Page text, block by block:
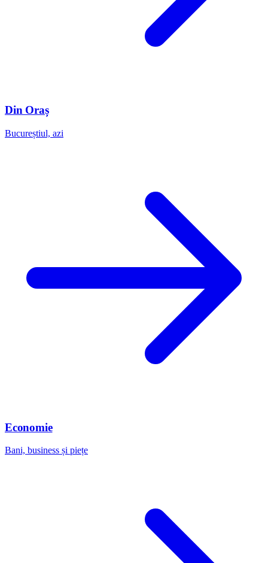
Din Oraș
Bucureștiul, azi
Economie
Bani, business și piețe